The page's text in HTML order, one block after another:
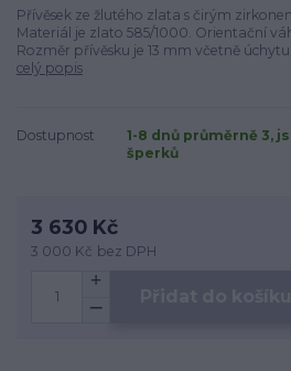
Přívěsek ze žlutého zlata s čirým
Materiál je zlato 585/1000. Orientační
Rozměr přívěsku je 13 mm včetně
celý popis
Dostupnost
1-8 dnů průměrně 3,
šperků
3 630 Kč
3 000 Kč bez DPH